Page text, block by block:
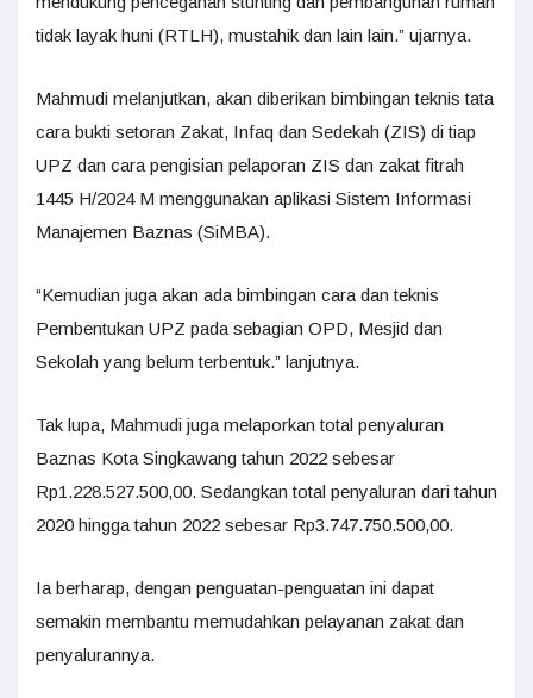
tidak layak huni (RTLH), mustahik dan lain lain.” ujarnya.
Mahmudi melanjutkan, akan diberikan bimbingan teknis tata
cara bukti setoran Zakat, Infaq dan Sedekah (ZIS) di tiap
UPZ dan cara pengisian pelaporan ZIS dan zakat fitrah
1445 H/2024 M menggunakan aplikasi Sistem Informasi
Manajemen Baznas (SiMBA).
“Kemudian juga akan ada bimbingan cara dan teknis
Pembentukan UPZ pada sebagian OPD, Mesjid dan
Sekolah yang belum terbentuk.” lanjutnya.
Tak lupa, Mahmudi juga melaporkan total penyaluran
Baznas Kota Singkawang tahun 2022 sebesar
Rp1.228.527.500,00. Sedangkan total penyaluran dari tahun
2020 hingga tahun 2022 sebesar Rp3.747.750.500,00.
Ia berharap, dengan penguatan-penguatan ini dapat
semakin membantu memudahkan pelayanan zakat dan
penyalurannya.